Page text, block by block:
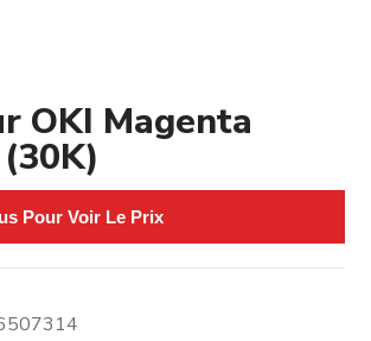
OKI Magenta
Pour Voir Le Prix